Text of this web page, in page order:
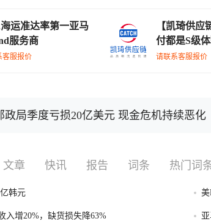
运准达率第一亚马
服务商
客服报价
【凯琦供应
付都是S级
请联系客服报价
政局季度亏损20亿美元 现金危机持续恶化
文章 快讯 报告 词条 热门词
韩元
入增20%，缺货损失降63%